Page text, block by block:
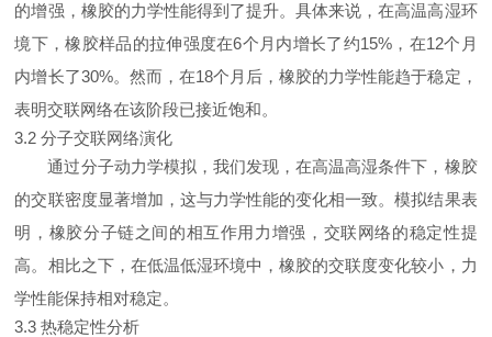
的增强，橡胶的力学性能得到了提升。具体来说，在高温高湿环
境下，橡胶样品的拉伸强度在6个月内增长了约15%，在12个月
内增长了30%。然而，在18个月后，橡胶的力学性能趋于稳定，
表明交联网络在该阶段已接近饱和。
3.2 分子交联网络演化
通过分子动力学模拟，我们发现，在高温高湿条件下，橡胶
的交联密度显著增加，这与力学性能的变化相一致。模拟结果表
明，橡胶分子链之间的相互作用力增强，交联网络的稳定性提
高。相比之下，在低温低湿环境中，橡胶的交联度变化较小，力
学性能保持相对稳定。
3.3 热稳定性分析